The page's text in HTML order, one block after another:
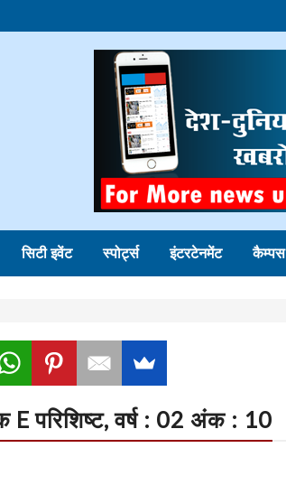
सिटी इवेंट स्पोर्ट्स इंटरटेनमेंट कैम्पस
E परिशिष्ट, वर्ष : 02 अंक : 10